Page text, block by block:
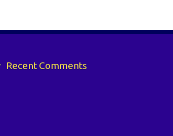
Recent Comments